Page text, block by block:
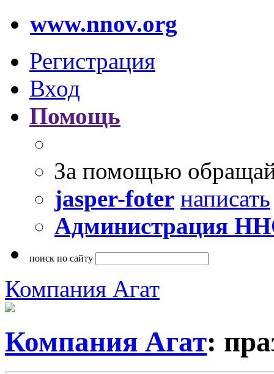
www.nnov.org
Регистрация
Вход
Помощь
За помощью
jasper-foter написать
Администрация
поиск по сайту
Компания Агат
Компания Агат: